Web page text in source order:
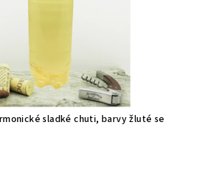
sladké chuti, barvy žluté se